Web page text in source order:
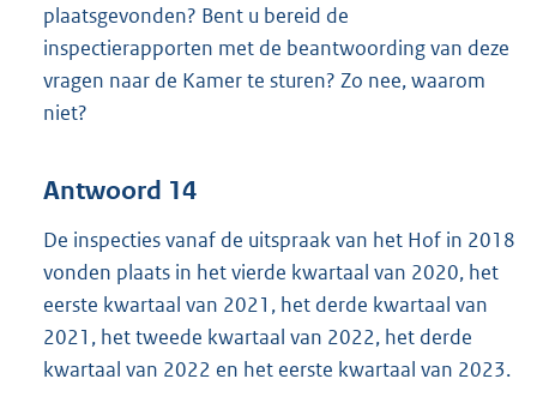
plaatsgevonden? Bent u bereid de
inspectierapporten met de beantwoording van deze
vragen naar de Kamer te sturen? Zo nee, waarom
niet?
Antwoord 14
De inspecties vanaf de uitspraak van het Hof in 2018
vonden plaats in het vierde kwartaal van 2020, het
eerste kwartaal van 2021, het derde kwartaal van
2021, het tweede kwartaal van 2022, het derde
kwartaal van 2022 en het eerste kwartaal van 2023.